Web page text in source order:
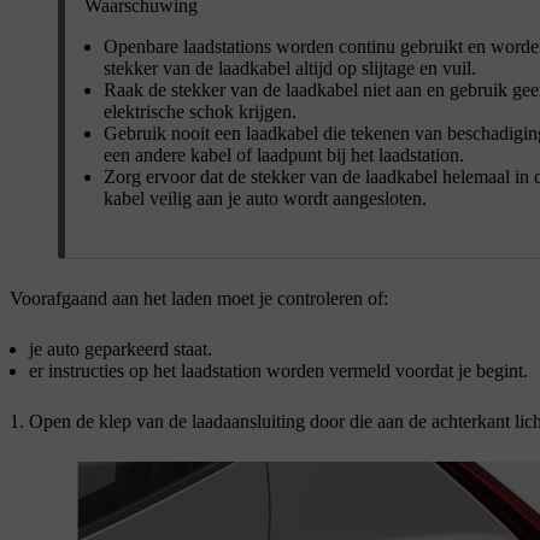
Waarschuwing
Openbare laadstations worden continu gebruikt en
stekker van de laadkabel altijd op slijtage en vuil.
Raak de stekker van de laadkabel niet aan en gebruik
elektrische schok krijgen.
Gebruik nooit een laadkabel die tekenen van
een andere kabel of laadpunt bij het laadstation.
Zorg ervoor dat de stekker van de laadkabel helemaal
kabel veilig aan je auto wordt aangesloten.
Voorafgaand aan het laden moet je controleren of:
je auto geparkeerd staat.
er instructies op het laadstation worden vermeld voordat je begint.
Open de klep van de laadaansluiting door die aan de achterkant